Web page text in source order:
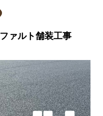
ァルト舗装工事